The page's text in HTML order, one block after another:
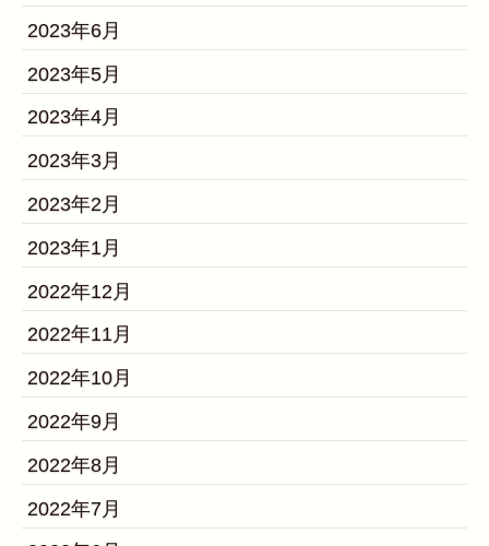
2023年6月
2023年5月
2023年4月
2023年3月
2023年2月
2023年1月
2022年12月
2022年11月
2022年10月
2022年9月
2022年8月
2022年7月